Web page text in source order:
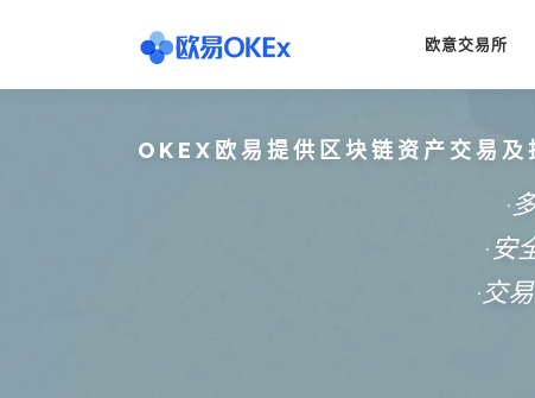
欧意交易所
OKEX欧易提供区块链资产交易
·
·安
·交